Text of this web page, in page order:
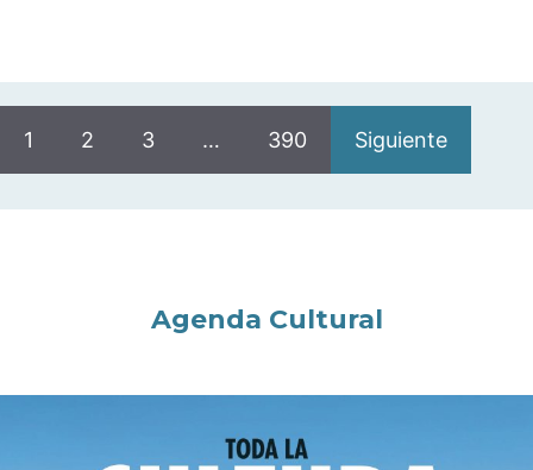
1 2 3 … 390 Siguiente
Agenda Cultural